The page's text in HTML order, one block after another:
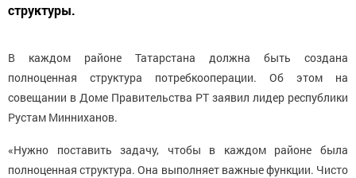
структуры.
В каждом районе Татарстана должна быть создана
полноценная структура потребкооперации. Об этом на
совещании в Доме Правительства РТ заявил лидер республики
Рустам Минниханов.
«Нужно поставить задачу, чтобы в каждом районе была
полноценная структура. Она выполняет важные функции. Чисто